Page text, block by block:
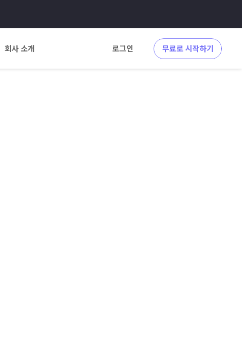
회사 소개 로그인 무료로 시작하기